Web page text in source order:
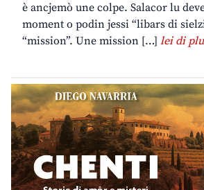
è ancjemò une colpe. Salacor lu
moment o podin jessi “libars di
“mission”. Une mission […] lei di